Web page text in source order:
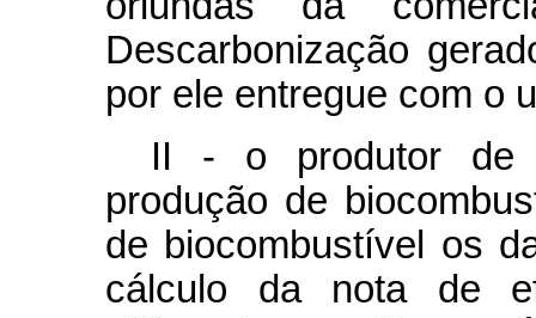
Descarbonização
por ele entregue com o
II - o produtor de
produção de
de biocombustível os
cálculo da nota de